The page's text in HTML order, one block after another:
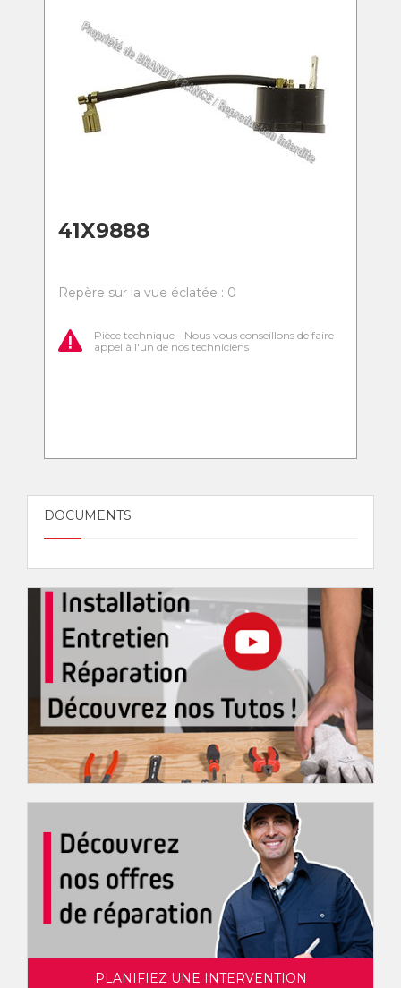
41X9888
Repère sur la vue éclatée : 0
Pièce technique - Nous vous conseillons de faire
appel à l'un de nos techniciens
DOCUMENTS
PLANIFIEZ UNE INTERVENTION